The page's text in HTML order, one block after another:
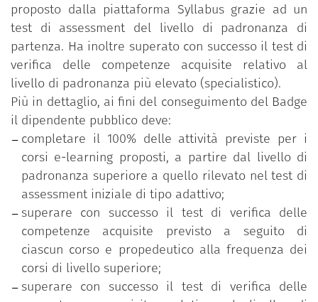
proposto dalla piattaforma Syllabus grazie ad un
test di assessment del livello di padronanza di
partenza. Ha inoltre superato con successo il test di
verifica delle competenze acquisite relativo al
livello di padronanza più elevato (specialistico).
Più in dettaglio, ai fini del conseguimento del Badge
il dipendente pubblico deve:
completare il 100% delle attività previste per i
corsi e-learning proposti, a partire dal livello di
padronanza superiore a quello rilevato nel test di
assessment iniziale di tipo adattivo;
superare con successo il test di verifica delle
competenze acquisite previsto a seguito di
ciascun corso e propedeutico alla frequenza dei
corsi di livello superiore;
superare con successo il test di verifica delle